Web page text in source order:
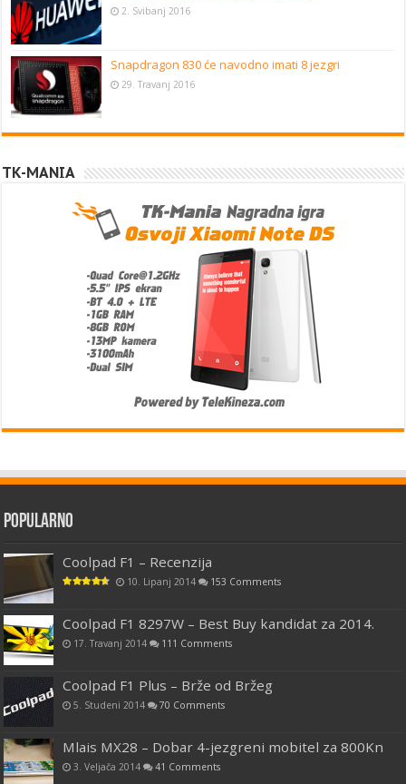
2. Svibanj 2016
Snapdragon 830 će navodno imati 8 jezgri
29. Travanj 2016
TK-MANIA
Popularno
Coolpad F1 – Recenzija
10. Lipanj 2014 153 Comments
Coolpad F1 8297W – Best Buy kandidat za 2014.
17. Travanj 2014 111 Comments
Coolpad F1 Plus – Brže od Bržeg
5. Studeni 2014 70 Comments
Mlais MX28 – Dobar 4-jezgreni mobitel za 800Kn
3. Veljača 2014 41 Comments